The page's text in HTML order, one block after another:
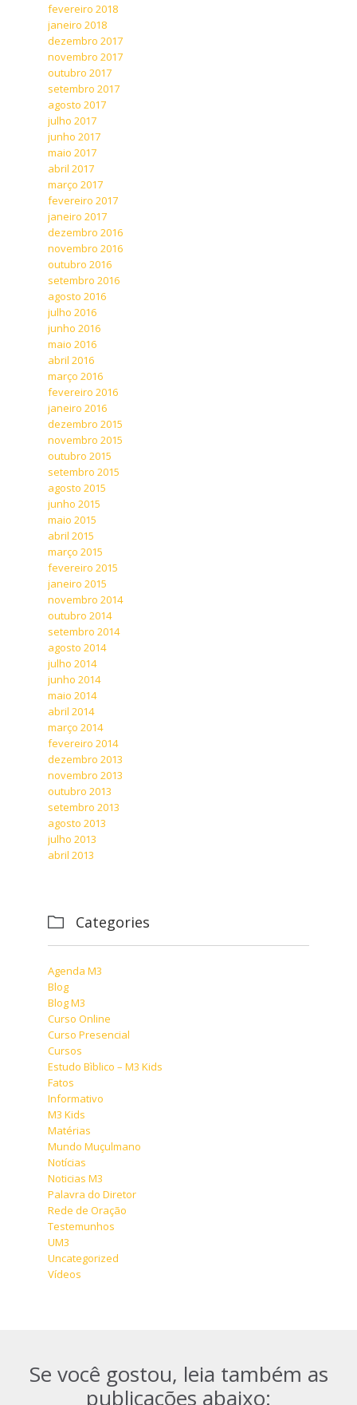
fevereiro 2018
janeiro 2018
dezembro 2017
novembro 2017
outubro 2017
setembro 2017
agosto 2017
julho 2017
junho 2017
maio 2017
abril 2017
março 2017
fevereiro 2017
janeiro 2017
dezembro 2016
novembro 2016
outubro 2016
setembro 2016
agosto 2016
julho 2016
junho 2016
maio 2016
abril 2016
março 2016
fevereiro 2016
janeiro 2016
dezembro 2015
novembro 2015
outubro 2015
setembro 2015
agosto 2015
junho 2015
maio 2015
abril 2015
março 2015
fevereiro 2015
janeiro 2015
novembro 2014
outubro 2014
setembro 2014
agosto 2014
julho 2014
junho 2014
maio 2014
abril 2014
março 2014
fevereiro 2014
dezembro 2013
novembro 2013
outubro 2013
setembro 2013
agosto 2013
julho 2013
abril 2013
 Categories
Agenda M3
Blog
Blog M3
Curso Online
Curso Presencial
Cursos
Estudo Bìblico – M3 Kids
Fatos
Informativo
M3 Kids
Matérias
Mundo Muçulmano
Notícias
Noticias M3
Palavra do Diretor
Rede de Oração
Testemunhos
UM3
Uncategorized
Vídeos
Se você gostou, leia também as
publicações abaixo: